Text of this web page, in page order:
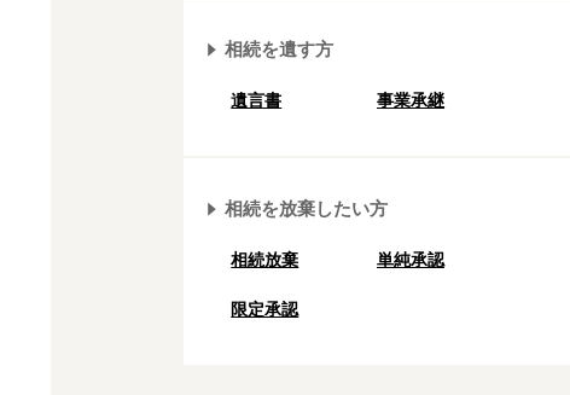
相続を遺す方
遺言書 事業承継
相続を放棄したい方
相続放棄 単純承認
限定承認